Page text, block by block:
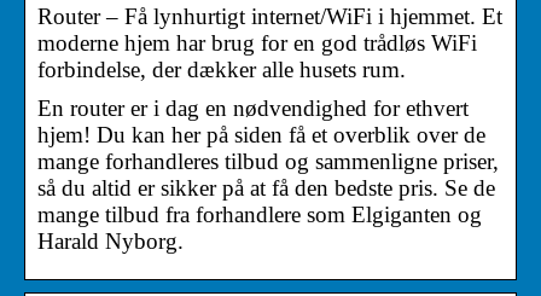
Router – Få lynhurtigt internet/WiFi i hjemmet. Et
moderne hjem har brug for en god trådløs WiFi
forbindelse, der dækker alle husets rum.
En router er i dag en nødvendighed for ethvert
hjem! Du kan her på siden få et overblik over de
mange forhandleres tilbud og sammenligne priser,
så du altid er sikker på at få den bedste pris. Se de
mange tilbud fra forhandlere som Elgiganten og
Harald Nyborg.